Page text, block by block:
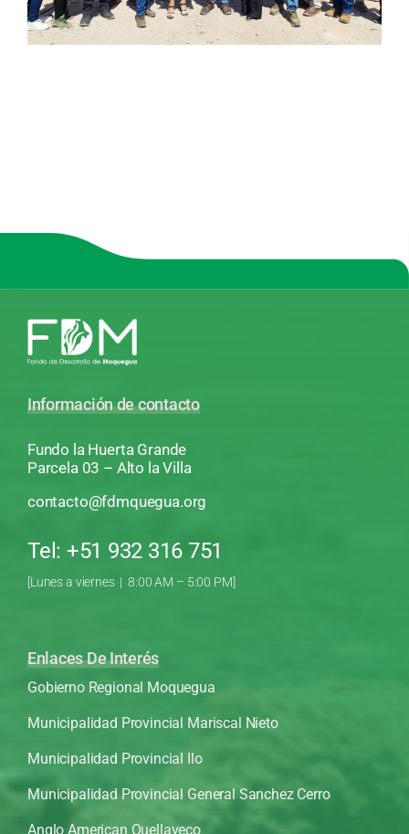
Información de contacto
Fundo la Huerta Grande
Parcela 03 – Alto la Villa
contacto@fdmquegua.org
Tel: +51 932 316 751
[Lunes a viernes | 8:00 AM – 5:00 PM]
Enlaces De Interés
Gobierno Regional Moquegua
Municipalidad Provincial Mariscal Nieto
Municipalidad Provincial Ilo
Municipalidad Provincial General Sanchez Cerro
Anglo American Quellaveco